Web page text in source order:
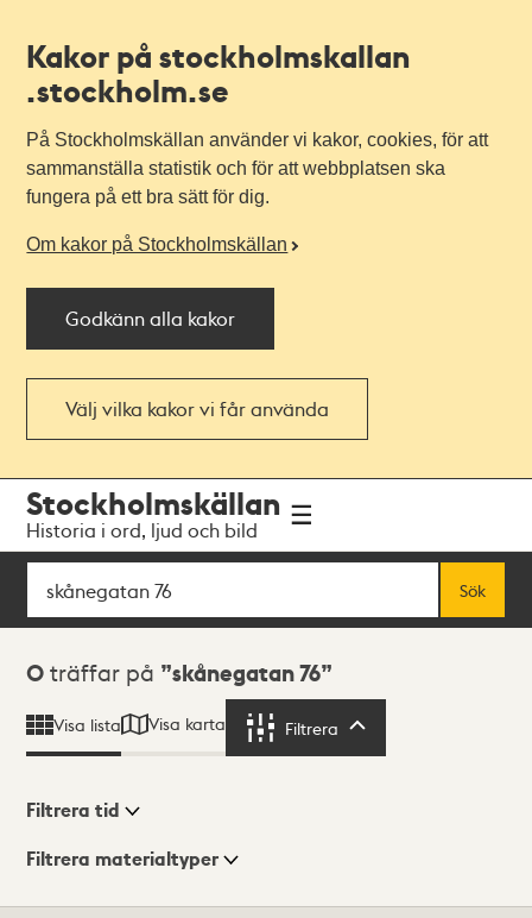
Kakor på stockholmskallan
.stockholm.se
På Stockholmskällan använder vi kakor, cookies, för att
sammanställa statistik och för att webbplatsen ska
fungera på ett bra sätt för dig.
Om kakor på Stockholmskällan
Godkänn alla kakor
Välj vilka kakor vi får använda
navigationen
huvudinnehållet
Stockholmskällan
Historia i ord, ljud och bild
Sök
Sök
Sökresultat
0 träffar på skånegatan 76
Visa lista Visa karta Filtrera
Visningsläge
Filtrera tid
Filtrera materialtyper